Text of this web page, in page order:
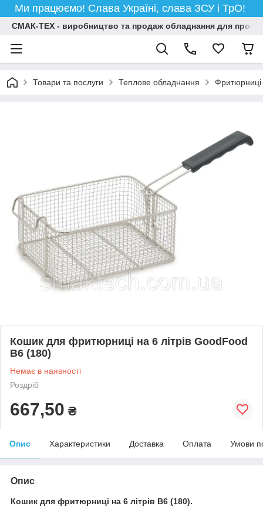
Ми працюємо! Слава Україні, слава ЗСУ і ТрО!
СМАК-ТЕХ - виробництво та продаж обладнання для
Товари та послуги Теплове обладнання Фритюрниці
Кошик для фритюрниці на 6 літрів GoodFood
B6 (180)
Немає в наявності
Роздріб
667,50 ₴
Опис Характеристики Доставка Оплата Умови
Опис
Кошик для фритюрниці на 6 літрів B6 (180).